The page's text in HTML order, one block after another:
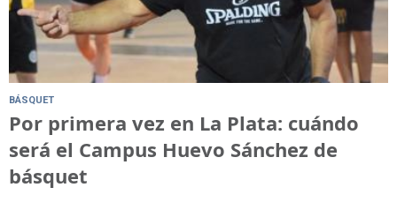
BÁSQUET
Por primera vez en La Plata: cuándo
será el Campus Huevo Sánchez de
básquet